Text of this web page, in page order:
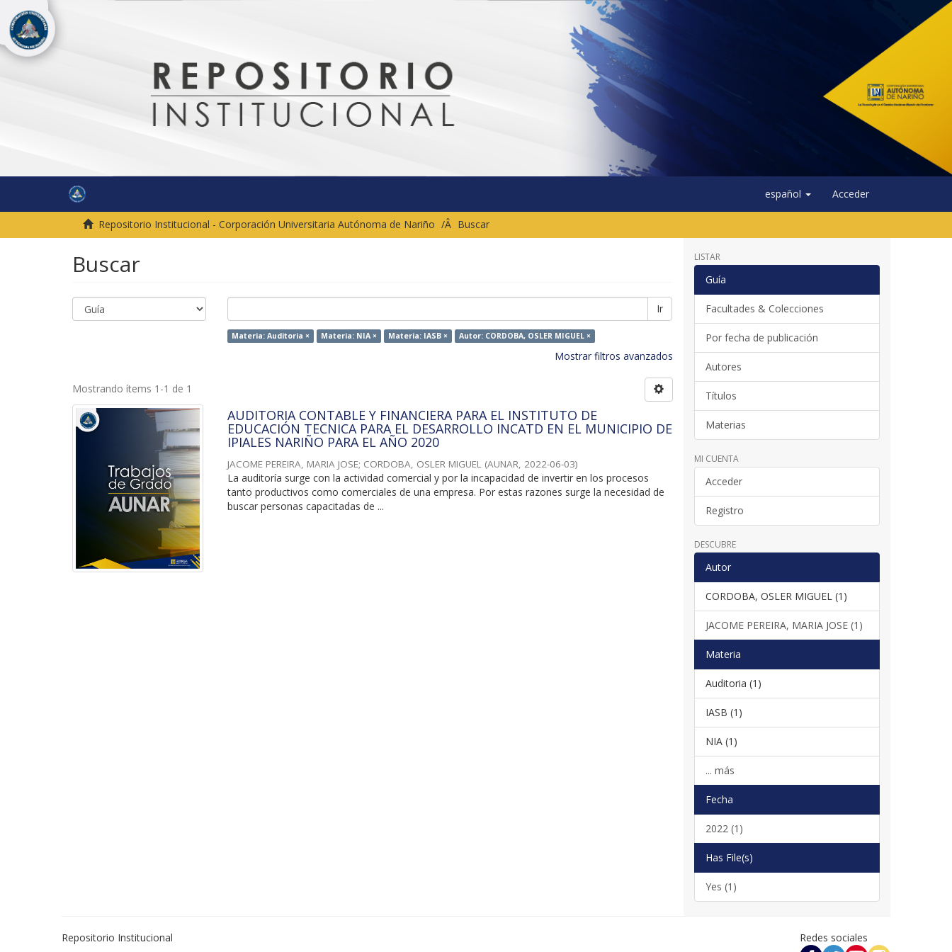
español Acceder
Repositorio Institucional - Corporación Universitaria Autónoma de Nariño Buscar
Buscar
Ir
Materia: Auditoria × Materia: NIA × Materia: IASB × Autor: CORDOBA, OSLER MIGUEL ×
Mostrar filtros avanzados
Mostrando ítems 1-1 de 1
AUDITORIA CONTABLE Y FINANCIERA PARA EL INSTITUTO DE
EDUCACIÓN TECNICA PARA EL DESARROLLO INCATD EN EL MUNICIPIO DE
IPIALES NARIÑO PARA EL AÑO 2020
JACOME PEREIRA, MARIA JOSE; CORDOBA, OSLER MIGUEL (AUNAR, 2022-06-03)
La auditoría surge con la actividad comercial y por la incapacidad de invertir en los procesos
tanto productivos como comerciales de una empresa. Por estas razones surge la necesidad de
buscar personas capacitadas de ...
LISTAR
Guía
Facultades & Colecciones
Por fecha de publicación
Autores
Títulos
Materias
MI CUENTA
Acceder
Registro
DESCUBRE
Autor
CORDOBA, OSLER MIGUEL (1)
JACOME PEREIRA, MARIA JOSE (1)
Materia
Auditoria (1)
IASB (1)
NIA (1)
... más
Fecha
2022 (1)
Has File(s)
Yes (1)
Repositorio Institucional
Redes sociales